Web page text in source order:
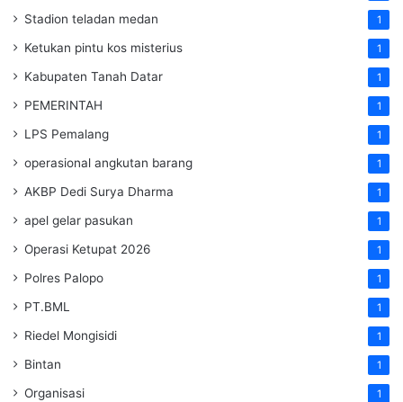
Stadion teladan medan 1
Ketukan pintu kos misterius 1
Kabupaten Tanah Datar 1
PEMERINTAH 1
LPS Pemalang 1
operasional angkutan barang 1
AKBP Dedi Surya Dharma 1
apel gelar pasukan 1
Operasi Ketupat 2026 1
Polres Palopo 1
PT.BML 1
Riedel Mongisidi 1
Bintan 1
Organisasi 1